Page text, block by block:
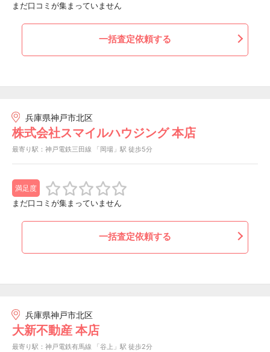
まだ口コミが集まっていません
一括査定依頼する
兵庫県神戸市北区
株式会社スマイルハウジング 本店
最寄り駅：神戸電鉄三田線 「岡場」駅 徒歩5分
満足度
まだ口コミが集まっていません
一括査定依頼する
兵庫県神戸市北区
大新不動産 本店
最寄り駅：神戸電鉄有馬線 「谷上」駅 徒歩2分